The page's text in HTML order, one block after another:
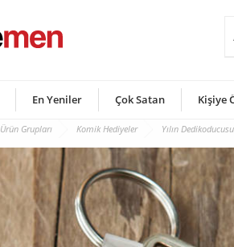
En Yeniler Çok Satan Kişiye
Ürün Grupları Komik Hediyeler Yılın